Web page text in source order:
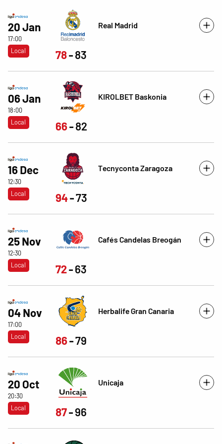
20 Jan
17:00
Local
Real Madrid
78 83
06 Jan
18:00
Local
KIROLBET Baskonia
66 82
16 Dec
12:30
Local
Tecnyconta Zaragoza
94 73
25 Nov
12:30
Local
Cafés Candelas Breogán
72 63
04 Nov
17:00
Local
Herbalife Gran Canaria
86 79
20 Oct
20:30
Local
Unicaja
87 96